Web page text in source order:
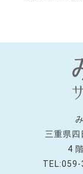
三重県
4